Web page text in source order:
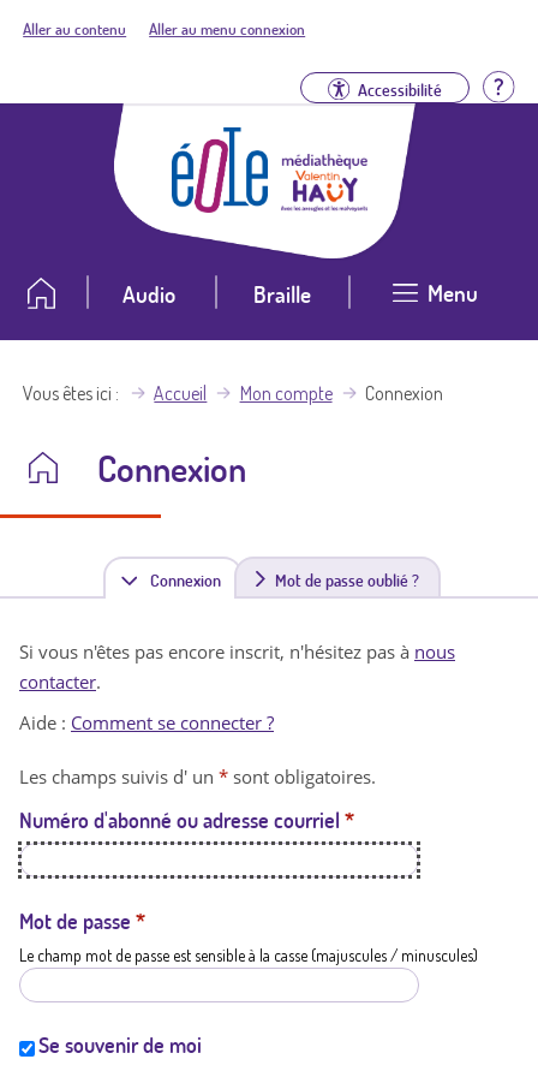
Aller au contenu Aller au menu connexion
Accessibilité
Audio Braille Menu
Vous êtes ici Accueil Mon compte Connexion
Connexion
Connexion(
n
t
a
t
i
Mot de passe oublié ?
Si vous n'êtes pas encore inscrit, n'hésitez pas à nous
contacter.
Aide : Comment se connecter ?
Les champs suivis d' un * sont obligatoires.
Numéro d'abonné ou adresse courriel *
Mot de passe *
Le champ mot de passe est sensible à la casse (majuscules / minuscules)
Se souvenir de moi